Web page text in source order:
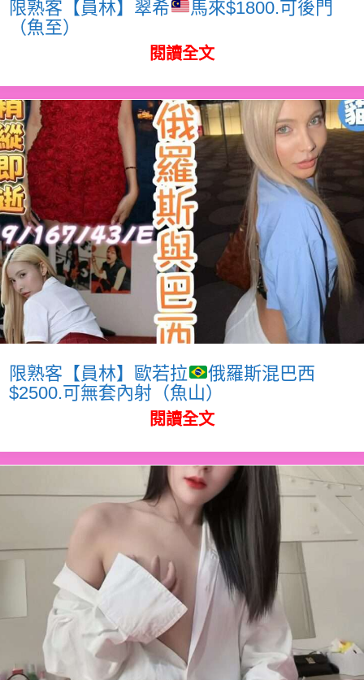
限熟客【員林】翠希
馬來$1800.可後門
（魚至）
閱讀全文
限熟客【員林】歐若拉
俄羅斯混巴西
$2500.可無套內射（魚山）
閱讀全文